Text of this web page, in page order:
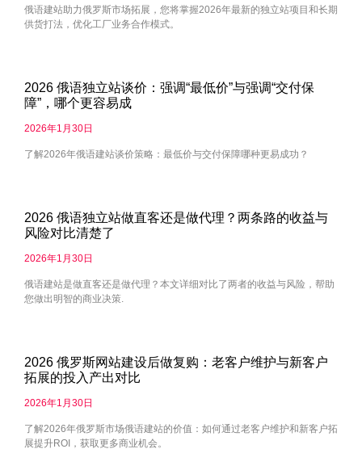
俄语建站助力俄罗斯市场拓展，您将掌握2026年最新的独立站项目和长期
供货打法，优化工厂业务合作模式。
2026 俄语独立站谈价：强调“最低价”与强调“交付保
障”，哪个更容易成
2026年1月30日
了解2026年俄语建站谈价策略：最低价与交付保障哪种更易成功？
2026 俄语独立站做直客还是做代理？两条路的收益与
风险对比清楚了
2026年1月30日
俄语建站是做直客还是做代理？本文详细对比了两者的收益与风险，帮助
您做出明智的商业决策.
2026 俄罗斯网站建设后做复购：老客户维护与新客户
拓展的投入产出对比
2026年1月30日
了解2026年俄罗斯市场俄语建站的价值：如何通过老客户维护和新客户拓
展提升ROI，获取更多商业机会。